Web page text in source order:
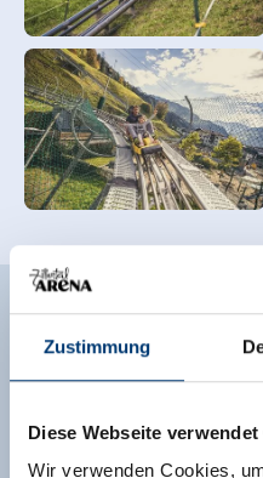
Zustimmung
Diese Webseite
Wir verwenden Cookies,
ARENA